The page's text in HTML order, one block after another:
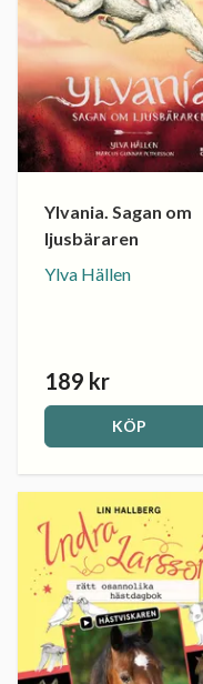
Ylvania. Sagan om
ljusbäraren
Ylva Hällen
189 kr
KÖP